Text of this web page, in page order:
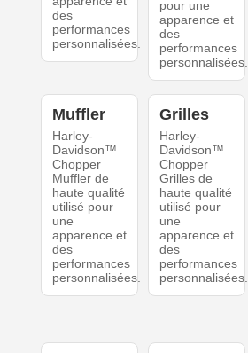
des
performances
personnalisées.
pour une
apparence et
des
performances
personnalisées.
Muffler
Harley-
Davidson™
Chopper
Muffler de
haute qualité
utilisé pour
une
apparence et
des
performances
personnalisées.
Grilles
Harley-
Davidson™
Chopper
Grilles de
haute qualité
utilisé pour
une
apparence et
des
performances
personnalisées.